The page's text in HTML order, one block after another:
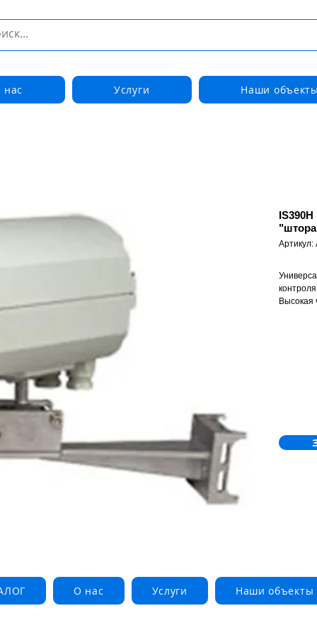
Услуги Наши
Артикул:
Высокая
О нас Услуги Наши объекты